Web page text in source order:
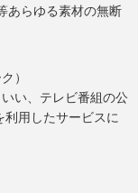
あらゆる素材の無断
）
い、テレビ番組の公
利用したサービスに